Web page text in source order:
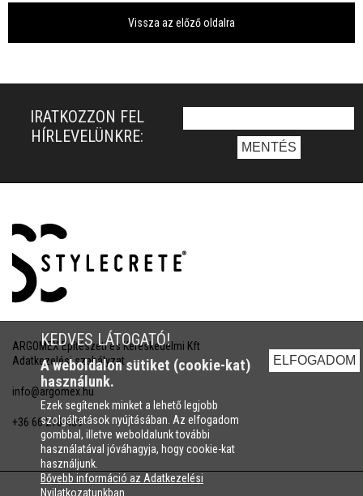
Vissza az előző oldalra
IRATKOZZON FEL
HÍRLEVELÜNKRE:
ARGOMEX Építészeti és Kereskedelmi Kft
Adatkezelési szabályzat
info@argomex.hu
+36 66 218-439
KEDVES LÁTOGATÓ!
A weboldalon sütiket (cookie-kat)
használunk.
Ezek segítenek minket a lehető legjobb
szolgáltatások nyújtásában. Az elfogadom
gombbal, illetve weboldalunk további
használatával jóváhagyja, hogy cookie-kat
használjunk.
Bővebb információ az Adatkezelési
Nyilatkozatunkban
ELFOGADOM